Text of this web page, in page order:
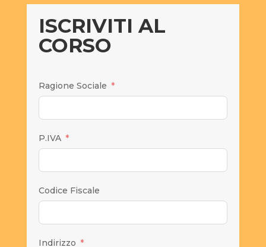
ISCRIVITI AL
CORSO
Ragione Sociale
P.IVA
Codice Fiscale
Indirizzo